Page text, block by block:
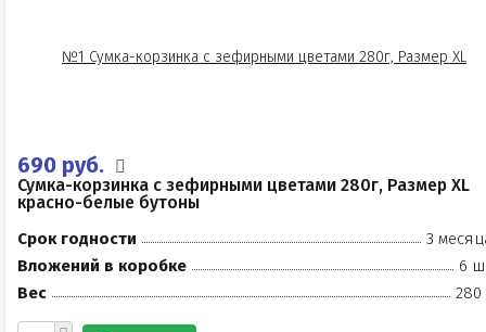
690 руб.
Сумка-корзинка с зефирными цветами 280г, Размер XL
красно-белые бутоны
Срок годности
3
Вложений в коробке
6
Вес
280